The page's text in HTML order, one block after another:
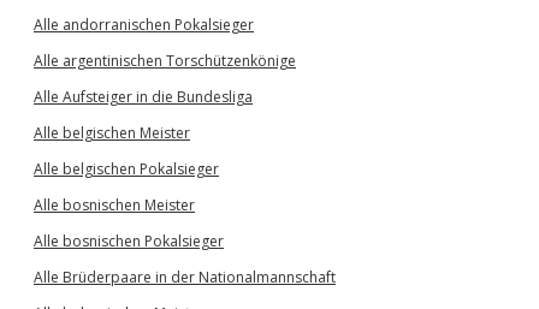
Alle andorranischen Pokalsieger
Alle argentinischen Torschützenkönige
Alle Aufsteiger in die Bundesliga
Alle belgischen Meister
Alle belgischen Pokalsieger
Alle bosnischen Meister
Alle bosnischen Pokalsieger
Alle Brüderpaare in der Nationalmannschaft